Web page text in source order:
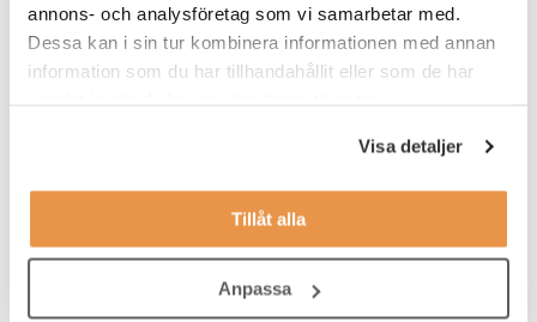
annons- och analysföretag som vi samarbetar med.
Dessa kan i sin tur kombinera informationen med annan
information som du har tillhandahållit eller som de har
Visa detaljer
Tillåt alla
Anpassa
Har tidigare erfarenhet av fakturering. Det är meriterande
om du har jobbat i ekonomisystemet Agresso, men inget
krav.
Har en god kommunikativ förmåga då du i din roll har
många interna och externa kontakter.
Har ett strukturerat och organiserat arbetssätt för att kunna
hantera variationen av arbetsuppgifter och samtidigt kunna
svara på olika frågor.